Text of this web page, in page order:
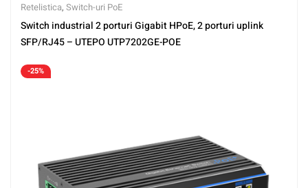
Retelistica, Switch-uri PoE
Switch industrial 2 porturi Gigabit HPoE, 2 porturi uplink
SFP/RJ45 – UTEPO UTP7202GE-POE
-25%